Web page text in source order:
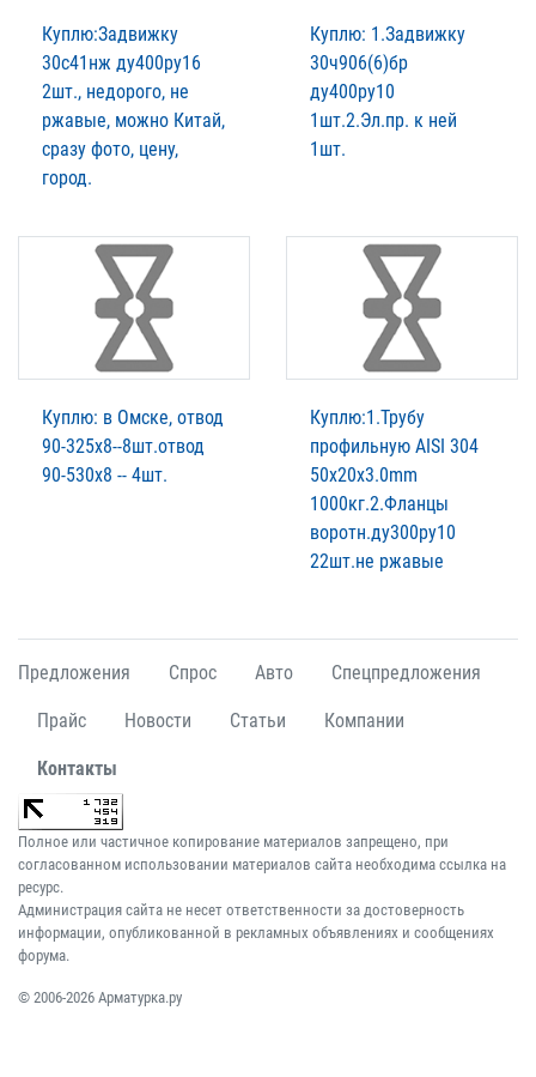
Куплю:Задвижку
30с41нж ду400ру16
2шт., недорого, не
ржавые, можно Китай,
сразу фото, цену,
город.
Куплю: 1.Задвижку
30ч906(6)бр
ду400ру10
1шт.2.Эл.пр. к ней
1шт.
Куплю: в Омске, отвод
90-325х8--8шт.отвод
90-530х8 -- 4шт.
Куплю:1.Трубу
профильную AISI 304
50х20х3.0mm
1000кг.2.Фланцы
воротн.ду300ру10
22шт.не ржавые
Предложения Спрос Авто Спецпредложения
Прайс Новости Статьи Компании
Контакты
Полное или частичное копирование материалов запрещено, при
согласованном использовании материалов сайта необходима ссылка на
ресурс.
Администрация сайта не несет ответственности за достоверность
информации, опубликованной в рекламных объявлениях и сообщениях
форума.
© 2006-2026 Арматурка.ру